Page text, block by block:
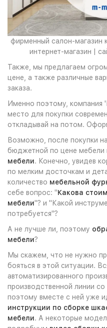
фирменный салон-магазин
интернет-магазин |
Также, мы предлагаем
цене, а также различные
заказа.
Именно поэтому, компания
место для покупки
откладывай на потом.
Возможно, после покупки
бюджетной по цене мебели
мебели. Конечно, увидев
по мелким досточкам и
количество мебельной
себе вопрос: "Какова
мебели"? и "Какой
потребуется"?
А не лучше ли, поэтому
мебели?
Мы скажем, что не нужно
бояться в этой ситуации.
автоматизированного
производственной линии
поэтому вместе с ней уже
инструкции по сборке
мебели. А некоторые